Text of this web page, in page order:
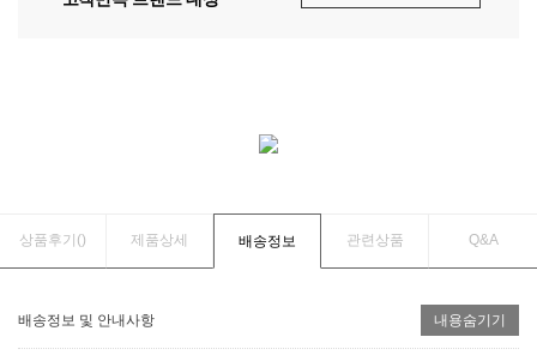
상품후기() 제품상세 배송정보 관련상품 Q&A
배송정보 및 안내사항 내용숨기기